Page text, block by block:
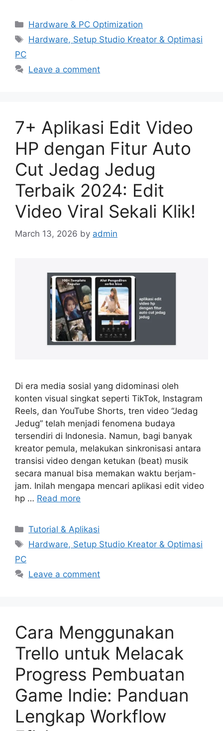
Categories
Hardware & PC Optimization
Tags
Hardware, Setup Studio Kreator & Optimasi
PC
Leave a comment
7+ Aplikasi Edit Video
HP dengan Fitur Auto
Cut Jedag Jedug
Terbaik 2024: Edit
Video Viral Sekali Klik!
March 13, 2026 by admin
Di era media sosial yang didominasi oleh
konten visual singkat seperti TikTok, Instagram
Reels, dan YouTube Shorts, tren video “Jedag
Jedug” telah menjadi fenomena budaya
tersendiri di Indonesia. Namun, bagi banyak
kreator pemula, melakukan sinkronisasi antara
transisi video dengan ketukan (beat) musik
secara manual bisa memakan waktu berjam-
jam. Inilah mengapa mencari aplikasi edit video
hp … Read more
Categories
Tutorial & Aplikasi
Tags
Hardware, Setup Studio Kreator & Optimasi
PC
Leave a comment
Cara Menggunakan
Trello untuk Melacak
Progress Pembuatan
Game Indie: Panduan
Lengkap Workflow